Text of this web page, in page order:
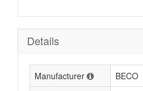
Details
Manufacturer
BECO